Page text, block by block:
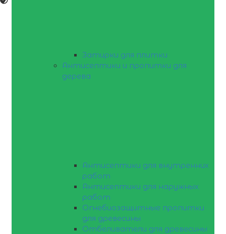
Затирки для плитки
Антисептики и пропитки для
дерева
Антисептики для внутренних
работ
Антисептики для наружных
работ
Огнебиозащитные пропитки
для древесины
Отбеливатели для древесины